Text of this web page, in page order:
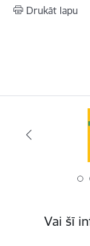
Drukāt lapu
Vai šī